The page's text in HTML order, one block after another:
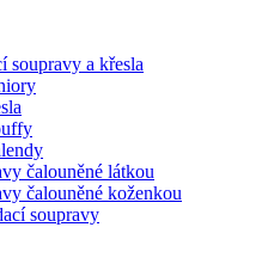
soupravy a křesla
čalouněné látkou
čalouněné koženkou
soupravy